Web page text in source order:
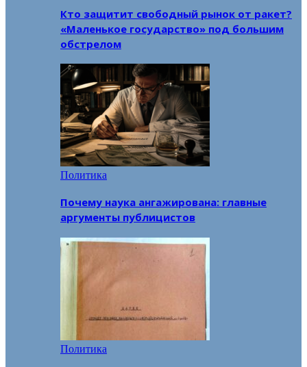
Кто защитит свободный рынок от ракет?
«Маленькое государство» под большим
обстрелом
Политика
Почему наука ангажирована: главные
аргументы публицистов
Политика